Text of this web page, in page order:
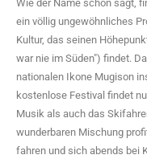
Wie der Name schon sagt,
ein völlig ungewöhnliches
Kultur, das seinen
war nie im Süden") findet.
nationalen Ikone Mugison
kostenlose Festival findet
Musik als auch das
wunderbaren Mischung
fahren und sich abends bei